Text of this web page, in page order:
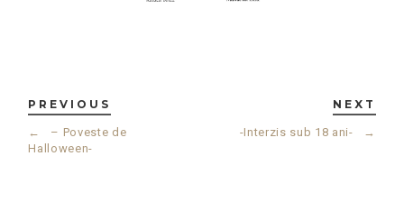
PREVIOUS
←
– Poveste de
Halloween-
NEXT
-Interzis sub 18 ani- →